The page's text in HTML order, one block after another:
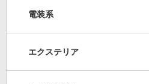
電装系
エクステリア